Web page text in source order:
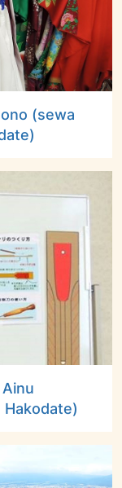
(sewa